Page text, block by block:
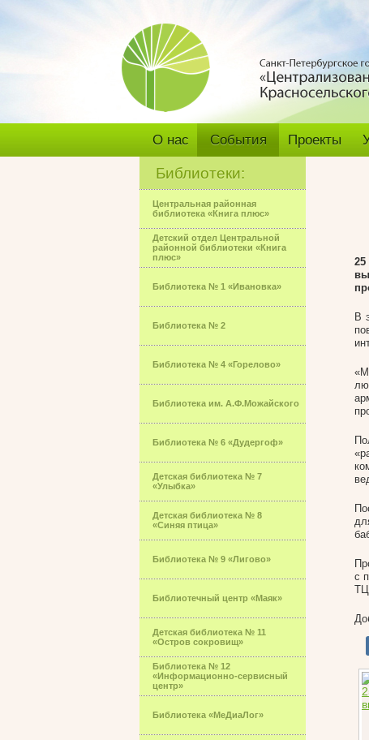
О нас События Проекты
Библиотеки:
Центральная районная
библиотека «Книга плюс»
Детский отдел Центральной
районной библиотеки «Книга
плюс»
Библиотека № 1 «Ивановка»
Библиотека № 2
Библиотека № 4 «Горелово»
Библиотека им. А.Ф.Можайского
Библиотека № 6 «Дудергоф»
Детская библиотека № 7
«Улыбка»
Детская библиотека № 8
«Синяя птица»
Библиотека № 9 «Лигово»
Библиотечный центр «Маяк»
Детская библиотека № 11
«Остров сокровищ»
Библиотека № 12
«Информационно-сервисный
центр»
Библиотека «МеДиаЛог»
В
с
ТЦ